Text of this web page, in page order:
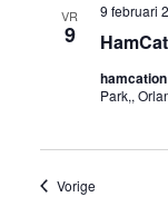
VR
9
9 februari
hamcation
Park,,
VorigeEvenementen